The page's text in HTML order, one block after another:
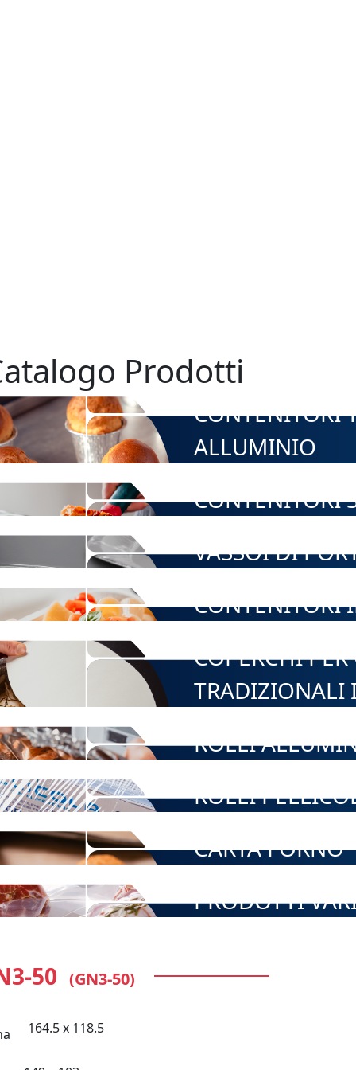
Prodotti
CONTENITORI
ALLUMINIO
CONTENITORI
VASSOI DI
CONTENITORI
COPERCHI
ROLLI
ROLLI
CARTA FORNO
PRODOTTI
50 (GN3-50)
164.5 x 118.5